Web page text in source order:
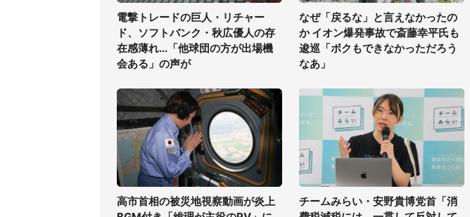
電撃トレードの巨人・リチャー
ド、ソフトバンク・秋広優人の存
在感薄れ...「他球団の方が出場機
会ある」の声が
なぜ「戻るな」と言えなかったの
か イオン爆発事故で斎藤幸平氏も
逡巡「ボクもできなかっただろう
なあ」
高市首相の被災地視察動画が炎上
チームみらい・安野貴博党首「消